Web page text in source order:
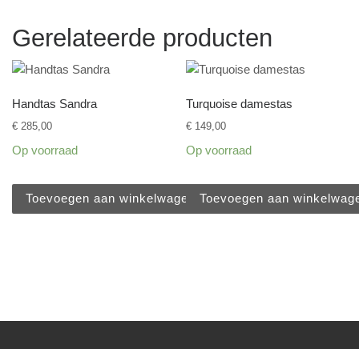
Gerelateerde producten
Handtas Sandra
€ 285,00
Op voorraad
Toevoegen aan winkelwagen
Turquoise damestas
€ 149,00
Op voorraad
Toevoegen aan